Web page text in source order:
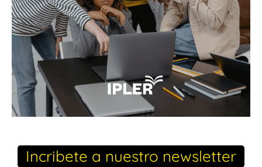
Incribete a nuestro newsletter